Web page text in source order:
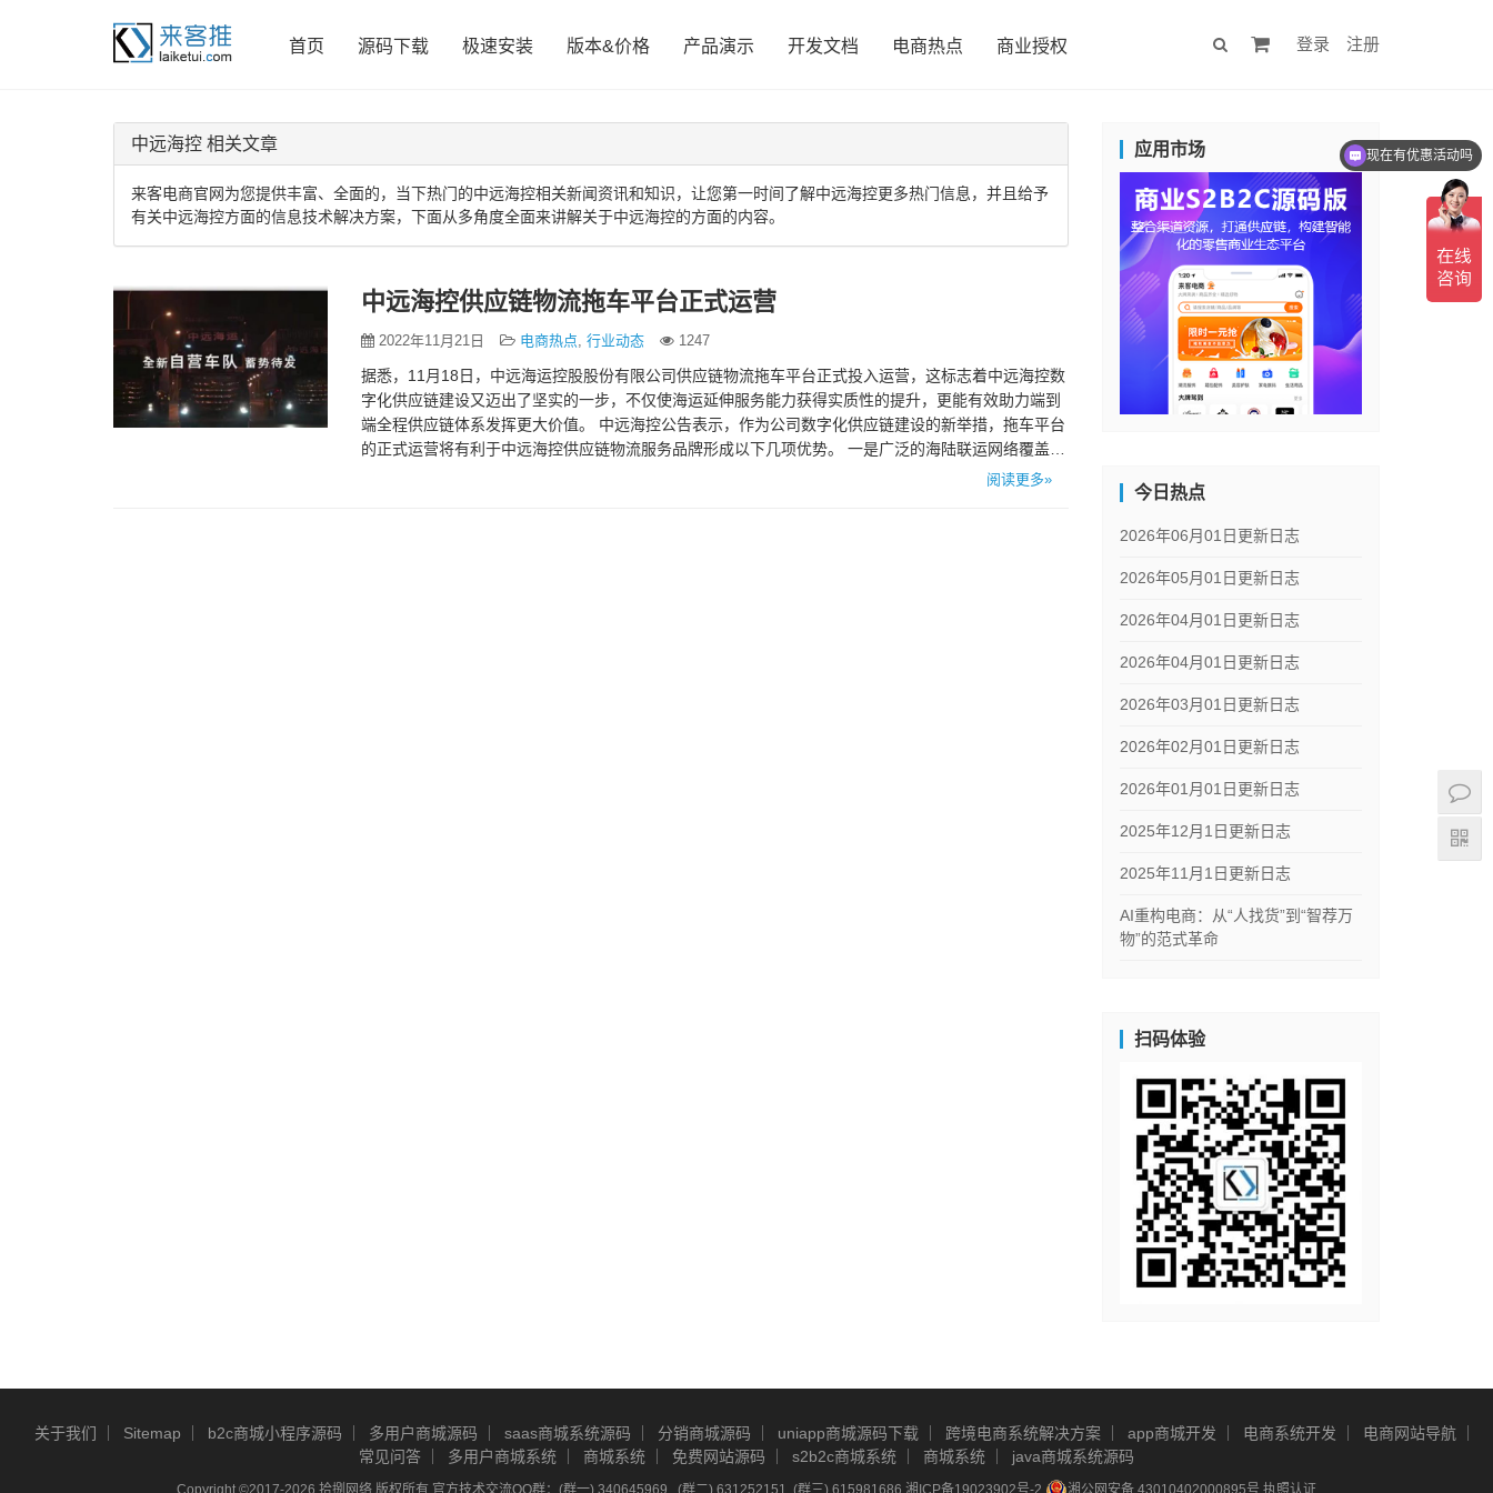
首页 源码下载 极速安装 版本&价格 产品演示 开发文档 电商热点 商业授权 登录 注册
中远海控 相关文章
来客电商官网为您提供丰富、全面的，当下热门的中远海控相关新闻资讯和知识，让您第一时间了解中远海控更多热门信息，并且给予
有关中远海控方面的信息技术解决方案，下面从多角度全面来讲解关于中远海控的方面的内容。
中远海控供应链物流拖车平台正式运营
2022年11月21日 电商热点, 行业动态 1247
据悉，11月18日，中远海运控股股份有限公司供应链物流拖车平台正式投入运营，这标志着中远海控数
字化供应链建设又迈出了坚实的一步，不仅使海运延伸服务能力获得实质性的提升，更能有效助力端到
端全程供应链体系发挥更大价值。 中远海控公告表示，作为公司数字化供应链建设的新举措，拖车平台
的正式运营将有利于中远海控供应链物流服务品牌形成以下几项优势。 一是广泛的海陆联运网络覆盖。
阅读更多»
应用市场
今日热点
2026年06月01日更新日志
2026年05月01日更新日志
2026年04月01日更新日志
2026年04月01日更新日志
2026年03月01日更新日志
2026年02月01日更新日志
2026年01月01日更新日志
2025年12月1日更新日志
2025年11月1日更新日志
AI重构电商：从“人找货”到“智荐万
物”的范式革命
扫码体验
关于我们 Sitemap b2c商城小程序源码 多用户商城源码 saas商城系统源码 分销商城源码 uniapp商城源码下载 跨境电商系统解决方案 app商城开发 电商系统开发
电商网站导航
常见问答
多用户商城系统 商城系统 免费网站源码 s2b2c商城系统 商城系统 java商城系统源码
Copyright ©2017-2026 拾捌网络 版权所有 官方技术交流QQ群：(群一) 340645969 , (群二) 631252151, (群三) 615981686 湘ICP备19023902号-2 湘公网安备 43010402000895号 执照认证
现在有优惠活动吗